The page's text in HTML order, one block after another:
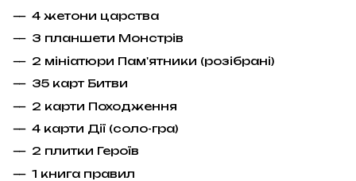
4 жетони царства
3 планшети Монстрів
2 мініатюри Пам'ятники (розібрані)
35 карт Битви
2 карти Походження
4 карти Дії (соло-гра)
2 плитки Героїв
1 книга правил